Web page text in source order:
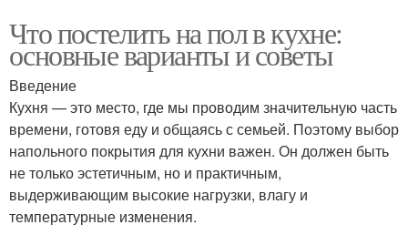
Что постелить на пол в кухне:
основные варианты и советы
Введение
Кухня — это место, где мы проводим значительную часть
времени, готовя еду и общаясь с семьей. Поэтому выбор
напольного покрытия для кухни важен. Он должен быть
не только эстетичным, но и практичным,
выдерживающим высокие нагрузки, влагу и
температурные изменения.